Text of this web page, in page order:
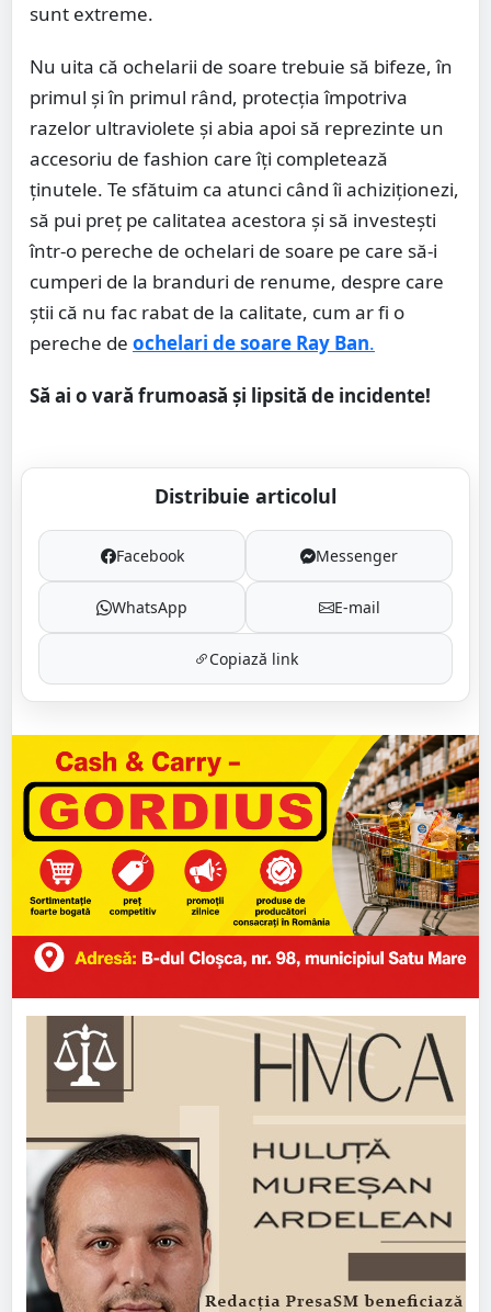
sunt extreme.
Nu uita că ochelarii de soare trebuie să bifeze, în
primul și în primul rând, protecția împotriva
razelor ultraviolete și abia apoi să reprezinte un
accesoriu de fashion care îți completează
ținutele. Te sfătuim ca atunci când îi achiziționezi,
să pui preț pe calitatea acestora și să investești
într-o pereche de ochelari de soare pe care să-i
cumperi de la branduri de renume, despre care
știi că nu fac rabat de la calitate, cum ar fi o
pereche de ochelari de soare Ray Ban.
Să ai o vară frumoasă și lipsită de incidente!
Distribuie articolul
Facebook Messenger
WhatsApp E-mail
Copiază link